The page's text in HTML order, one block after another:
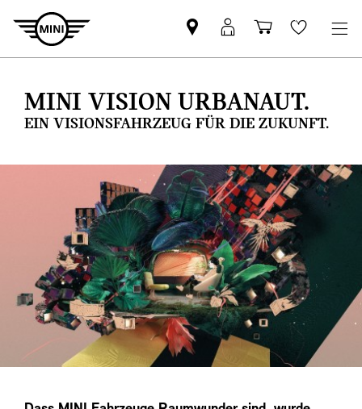
MINI
Partner
Mein
MINI
Shopping
cart
Wishlist
MINI VISION URBANAUT.
EIN VISIONSFAHRZEUG FÜR DIE ZUKUNFT.